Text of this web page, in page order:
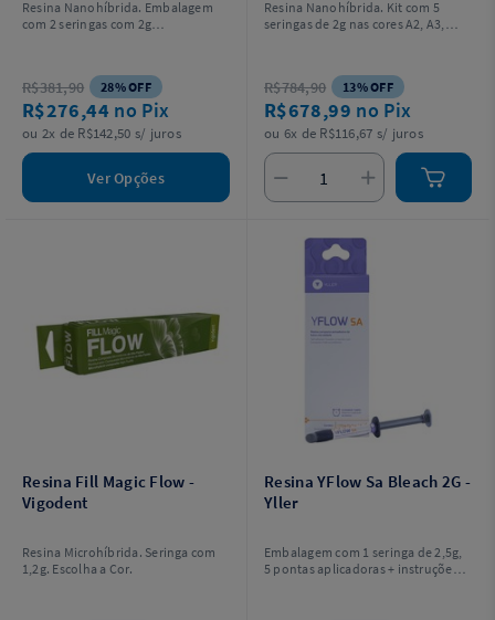
Resina Nanohíbrida. Embalagem
com 2 seringas com 2g
R$381,90 28% OFF
R$276,44 no Pix
ou 2x de R$142,50 s/ juros
Ver Opções
Resina Nanohíbrida. Kit com 5
seringas de 2g nas cores A2, A3,
R$784,90 13% OFF
R$678,99 no Pix
ou 6x de R$116,67 s/ juros
Resina Fill Magic Flow -
Vigodent
Resina Microhíbrida. Seringa com
1,2g. Escolha a Cor.
Resina YFlow Sa Bleach 2G -
Yller
Embalagem com 1 seringa de 2,5g,
5 pontas aplicadoras + instruções